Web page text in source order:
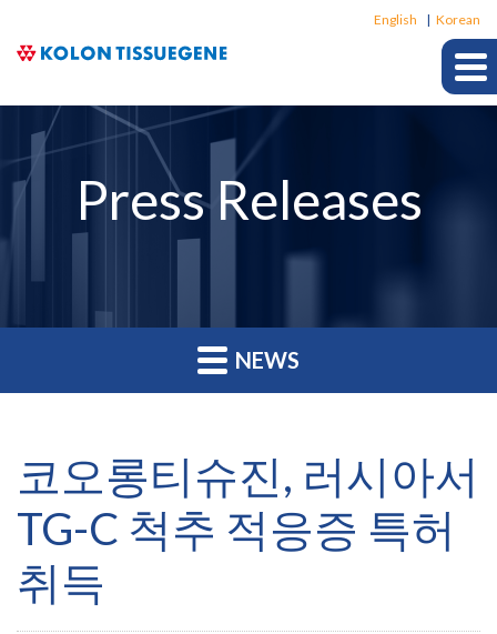
English Korean
Press Releases
NEWS
코오롱티슈진, 러시아서
TG-C 척추 적응증 특허
취득